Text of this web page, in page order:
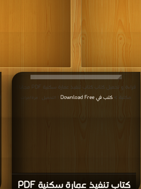
قراءة و تحميل كتاب كتاب تنفيذ عمارة سكنية PDF مجانا |
مكتبة > كتب في Download Free | التحميل : مرة/مرات